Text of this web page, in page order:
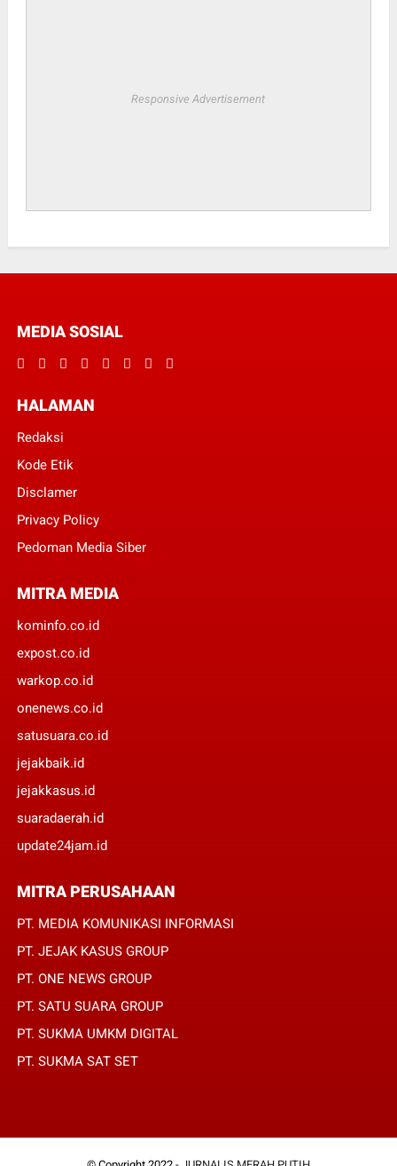
Responsive Advertisement
MEDIA SOSIAL
HALAMAN
Redaksi
Kode Etik
Disclamer
Privacy Policy
Pedoman Media Siber
MITRA MEDIA
kominfo.co.id
expost.co.id
warkop.co.id
onenews.co.id
satusuara.co.id
jejakbaik.id
jejakkasus.id
suaradaerah.id
update24jam.id
MITRA PERUSAHAAN
PT. MEDIA KOMUNIKASI INFORMASI
PT. JEJAK KASUS GROUP
PT. ONE NEWS GROUP
PT. SATU SUARA GROUP
PT. SUKMA UMKM DIGITAL
PT. SUKMA SAT SET